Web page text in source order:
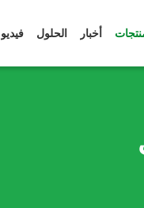
أخبار الحلول فيديو